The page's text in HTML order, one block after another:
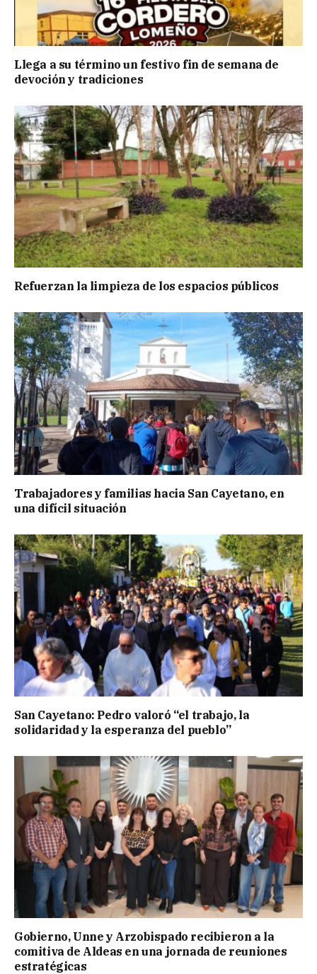
Llega a su término un festivo fin de semana de
devoción y tradiciones
Refuerzan la limpieza de los espacios públicos
Trabajadores y familias hacia San Cayetano, en
una difícil situación
San Cayetano: Pedro valoró “el trabajo, la
solidaridad y la esperanza del pueblo”
Gobierno, Unne y Arzobispado recibieron a la
comitiva de Aldeas en una jornada de reuniones
estratégicas